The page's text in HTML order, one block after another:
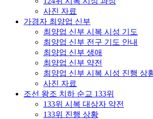
사진 자료
가경자 최양업 신부
최양업 신부 시복 시성 기도
최양업 신부 전구 기도 안내
최양업 신부 생애
최양업 신부 약전
최양업 신부 시복 시성 진행 상
사진 자료
조선 왕조 치하 순교 133위
133위 시복 대상자 약전
133위 진행 상황